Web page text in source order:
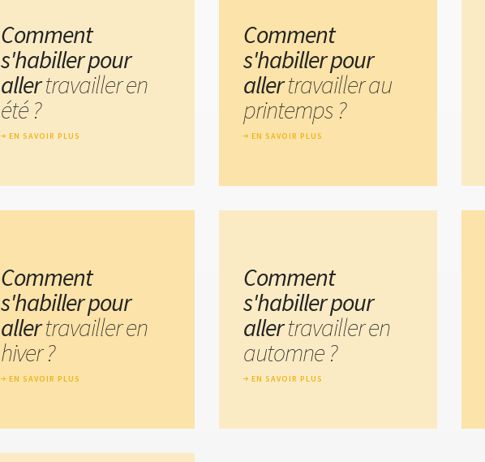
Comment
s'habiller pour
allertravailler en
été ?
EN SAVOIR PLUS
Comment
s'habiller pour
allertravailler au
printemps ?
EN SAVOIR PLUS
Comment
s'habiller pour
allertravailler en
hiver ?
EN SAVOIR PLUS
Comment
s'habiller pour
allertravailler en
automne ?
EN SAVOIR PLUS